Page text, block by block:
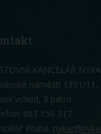
KANCELÁŘ
náměstí 1391/11,
vchod, 3 patro
603 150 317
Praha: